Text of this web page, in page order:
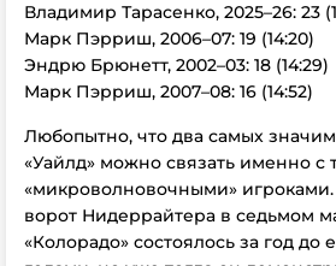
Владимир Тарасенко, 2025–26: 23
Марк Пэрриш, 2006–07: 19 (14:20)
Эндрю Брюнетт, 2002–03: 18 (14:29)
Марк Пэрриш, 2007–08: 16 (14:52)
Любопытно, что два самых
«Уайлд» можно связать именно с
«микроволновочными»
ворот Нидеррайтера в седьмом
«Колорадо» состоялось за год до